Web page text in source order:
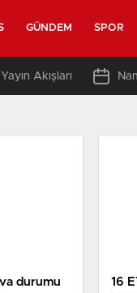
GÜNDEM SPOR
Yayın Akışları
durumu
16